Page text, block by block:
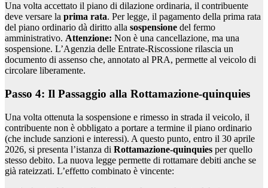
Una volta accettato il piano di dilazione ordinaria, il contribuente
deve versare la prima rata. Per legge, il pagamento della prima rata
del piano ordinario dà diritto alla sospensione del fermo
amministrativo. Attenzione: Non è una cancellazione, ma una
sospensione. L’Agenzia delle Entrate-Riscossione rilascia un
documento di assenso che, annotato al PRA, permette al veicolo di
circolare liberamente.
Passo 4: Il Passaggio alla Rottamazione-quinquies
Una volta ottenuta la sospensione e rimesso in strada il veicolo, il
contribuente non è obbligato a portare a termine il piano ordinario
(che include sanzioni e interessi). A questo punto, entro il 30 aprile
2026, si presenta l’istanza di Rottamazione-quinquies per quello
stesso debito. La nuova legge permette di rottamare debiti anche se
già rateizzati. L’effetto combinato è vincente: